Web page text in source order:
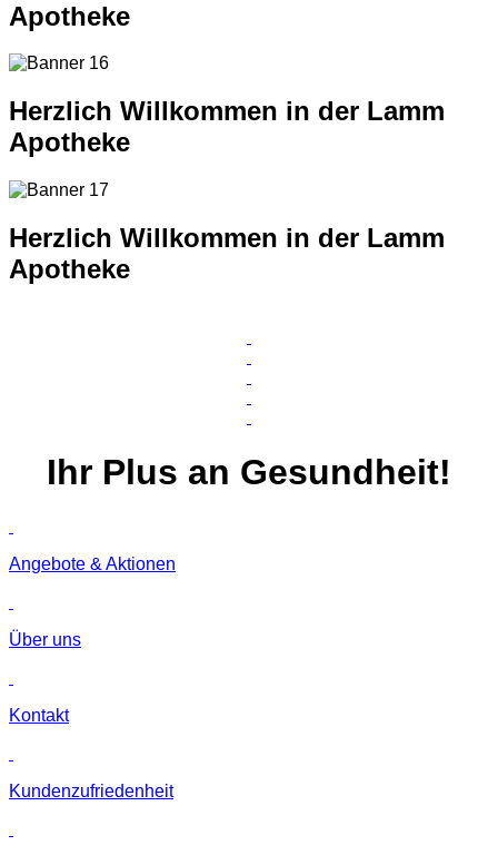
Apotheke
Herzlich Willkommen in der Lamm
Apotheke
Herzlich Willkommen in der Lamm
Apotheke
Ihr Plus an Gesundheit!
Angebote & Aktionen
Über uns
Kontakt
Kunden­zufriedenheit